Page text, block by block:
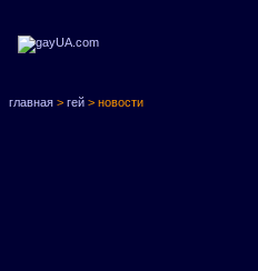
главная > гей > новости